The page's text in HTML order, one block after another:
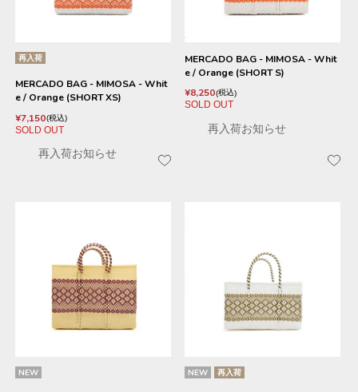
再入荷
MERCADO BAG - MIMOSA - Whit
e / Orange (SHORT XS)
¥7,150 税込
SOLD OUT
再入荷お知らせ
MERCADO BAG - MIMOSA - Whit
e / Orange (SHORT S)
¥8,250 税込
SOLD OUT
再入荷お知らせ
NEW NEW 再入荷